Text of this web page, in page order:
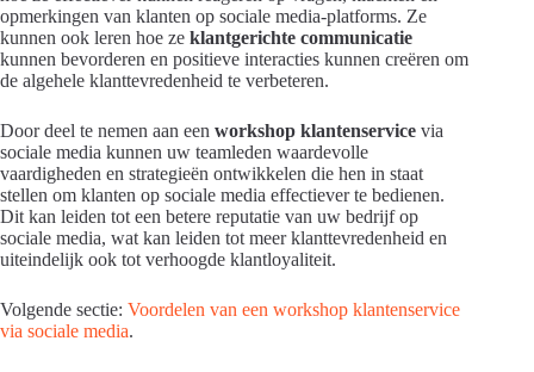
opmerkingen van klanten op sociale media-platforms. Ze
kunnen ook leren hoe ze klantgerichte communicatie
kunnen bevorderen en positieve interacties kunnen creëren om
de algehele klanttevredenheid te verbeteren.
Door deel te nemen aan een workshop klantenservice via
sociale media kunnen uw teamleden waardevolle
vaardigheden en strategieën ontwikkelen die hen in staat
stellen om klanten op sociale media effectiever te bedienen.
Dit kan leiden tot een betere reputatie van uw bedrijf op
sociale media, wat kan leiden tot meer klanttevredenheid en
uiteindelijk ook tot verhoogde klantloyaliteit.
Volgende sectie: Voordelen van een workshop klantenservice
via sociale media.